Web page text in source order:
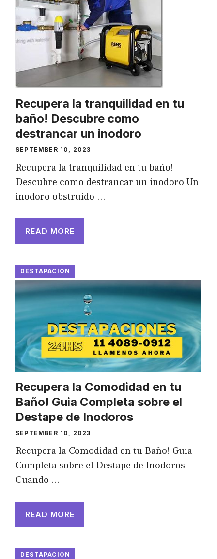
Recupera la tranquilidad en tu
baño! Descubre como
destrancar un inodoro
SEPTEMBER 10, 2023
Recupera la tranquilidad en tu baño!
Descubre como destrancar un inodoro Un
inodoro obstruido …
READ MORE
DESTAPACION
Recupera la Comodidad en tu
Baño! Guia Completa sobre el
Destape de Inodoros
SEPTEMBER 10, 2023
Recupera la Comodidad en tu Baño! Guia
Completa sobre el Destape de Inodoros
Cuando …
READ MORE
DESTAPACION